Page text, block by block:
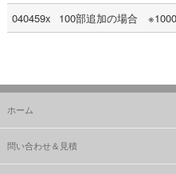
040459x
100部追加の場合
ホーム
問い合わせ＆見積